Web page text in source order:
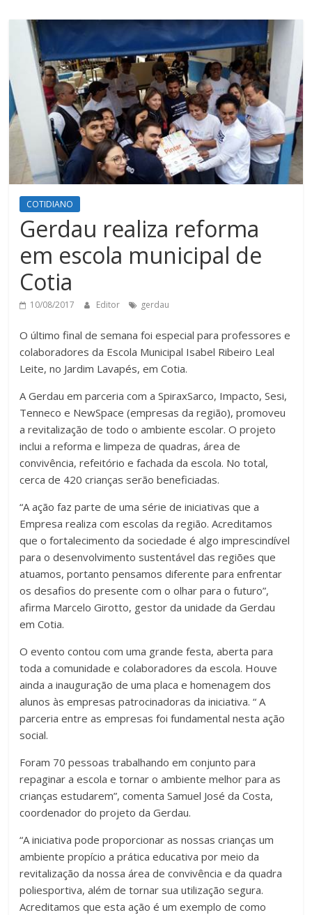
COTIDIANO
Gerdau realiza reforma
em escola municipal de
Cotia
10/08/2017 Editor gerdau
O último final de semana foi especial para professores e
colaboradores da Escola Municipal Isabel Ribeiro Leal
Leite, no Jardim Lavapés, em Cotia.
A Gerdau em parceria com a SpiraxSarco, Impacto, Sesi,
Tenneco e NewSpace (empresas da região), promoveu
a revitalização de todo o ambiente escolar. O projeto
inclui a reforma e limpeza de quadras, área de
convivência, refeitório e fachada da escola. No total,
cerca de 420 crianças serão beneficiadas.
“A ação faz parte de uma série de iniciativas que a
Empresa realiza com escolas da região. Acreditamos
que o fortalecimento da sociedade é algo imprescindível
para o desenvolvimento sustentável das regiões que
atuamos, portanto pensamos diferente para enfrentar
os desafios do presente com o olhar para o futuro”,
afirma Marcelo Girotto, gestor da unidade da Gerdau
em Cotia.
O evento contou com uma grande festa, aberta para
toda a comunidade e colaboradores da escola. Houve
ainda a inauguração de uma placa e homenagem dos
alunos às empresas patrocinadoras da iniciativa. “ A
parceria entre as empresas foi fundamental nesta ação
social.
Foram 70 pessoas trabalhando em conjunto para
repaginar a escola e tornar o ambiente melhor para as
crianças estudarem”, comenta Samuel José da Costa,
coordenador do projeto da Gerdau.
“A iniciativa pode proporcionar as nossas crianças um
ambiente propício a prática educativa por meio da
revitalização da nossa área de convivência e da quadra
poliesportiva, além de tornar sua utilização segura.
Acreditamos que esta ação é um exemplo de como